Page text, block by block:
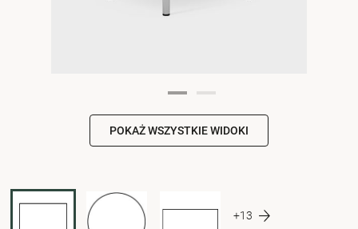
POKAŻ WSZYSTKIE WIDOKI
+13